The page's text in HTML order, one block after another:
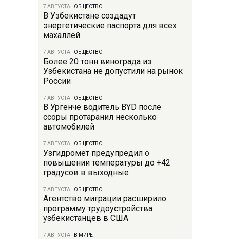
7 АВГУСТА ОБЩЕСТВО
В Узбекистане создадут
энергетические паспорта для всех
махаллей
7 АВГУСТА ОБЩЕСТВО
Более 20 тонн винограда из
Узбекистана не допустили на рынок
России
7 АВГУСТА ОБЩЕСТВО
В Ургенче водитель BYD после
ссоры протаранил несколько
автомобилей
7 АВГУСТА ОБЩЕСТВО
Узгидромет предупредил о
повышении температуры до +42
градусов в выходные
7 АВГУСТА ОБЩЕСТВО
Агентство миграции расширило
программу трудоустройства
узбекистанцев в США
7 АВГУСТА В МИРЕ